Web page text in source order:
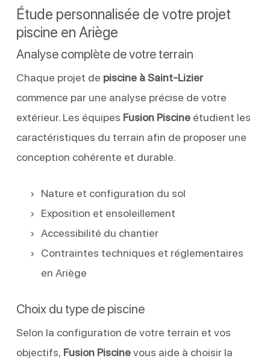
Étude personnalisée de votre projet
piscine en Ariège
Analyse complète de votre terrain
Chaque projet de piscine à Saint-Lizier
commence par une analyse précise de votre
extérieur. Les équipes Fusion Piscineétudient les
caractéristiques du terrain afin de proposer une
conception cohérente et durable.
Nature et configuration du sol
Exposition et ensoleillement
Accessibilité du chantier
Contraintes techniques et réglementaires
en Ariège
Choix du type de piscine
Selon la configuration de votre terrain et vos
objectifs, Fusion Piscinevous aide à choisir la